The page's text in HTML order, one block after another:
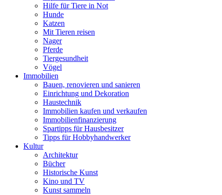
Hilfe für Tiere in Not
Hunde
Katzen
Mit Tieren reisen
Nager
Pferde
Tiergesundheit
Vögel
Immobilien
Bauen, renovieren und sanieren
Einrichtung und Dekoration
Haustechnik
Immobilien kaufen und verkaufen
Immobilienfinanzierung
Spartipps für Hausbesitzer
Tipps für Hobbyhandwerker
Kultur
Architektur
Bücher
Historische Kunst
Kino und TV
Kunst sammeln